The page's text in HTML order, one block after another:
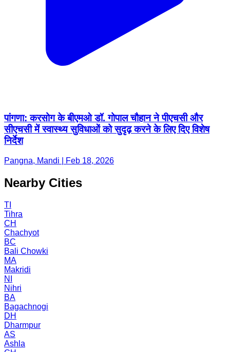
पांगणा: करसोग के बीएमओ डॉ. गोपाल चौहान ने पीएचसी और
सीएचसी में स्वास्थ्य सुविधाओं को सुदृढ़ करने के लिए दिए विशेष
निर्देश
Pangna, Mandi | Feb 18, 2026
Nearby Cities
TI
Tihra
CH
Chachyot
BC
Bali Chowki
MA
Makridi
NI
Nihri
BA
Bagachnogi
DH
Dharmpur
AS
Ashla